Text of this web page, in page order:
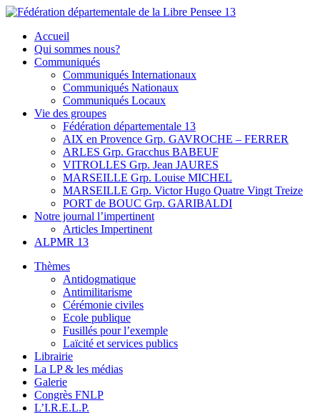
Skip
content
Fédération départementale de la Libre Pensee 13
Membre de la fédération Nationale de la Libre Pensée ni dieu ni
maitre
Accueil
Qui sommes nous?
Communiqués
Communiqués Internationaux
Communiqués Nationaux
Communiqués Locaux
Vie des groupes
Fédération départementale 13
AIX en Provence Grp. GAVROCHE – FERRER
ARLES Grp. Gracchus BABEUF
VITROLLES Grp. Jean JAURES
MARSEILLE Grp. Louise MICHEL
MARSEILLE Grp. Victor Hugo Quatre Vingt Treize
PORT de BOUC Grp. GARIBALDI
Notre journal l’impertinent
Articles Impertinent
ALPMR 13
Thèmes
Antidogmatique
Antimilitarisme
Cérémonie civiles
Ecole publique
Fusillés pour l’exemple
Laïcité et services publics
Librairie
La LP & les médias
Galerie
Congrès FNLP
L’I.R.E.L.P.